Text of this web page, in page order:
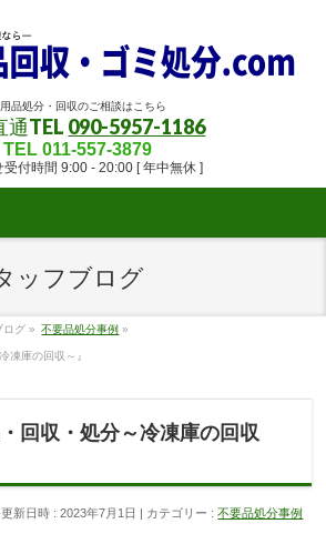
品処分・回収のご相談はこちら
通TEL 090-5957-1186
TEL 011-557-3879
受付時間 9:00 - 20:00 [ 年中無休 ]
ッフブログ
ログ » 不要品処分事例 »
凍庫の回収～』
・回収・処分～冷凍庫の回収
新日時 : 2023年7月1日 カテゴリー :不要品処分事例